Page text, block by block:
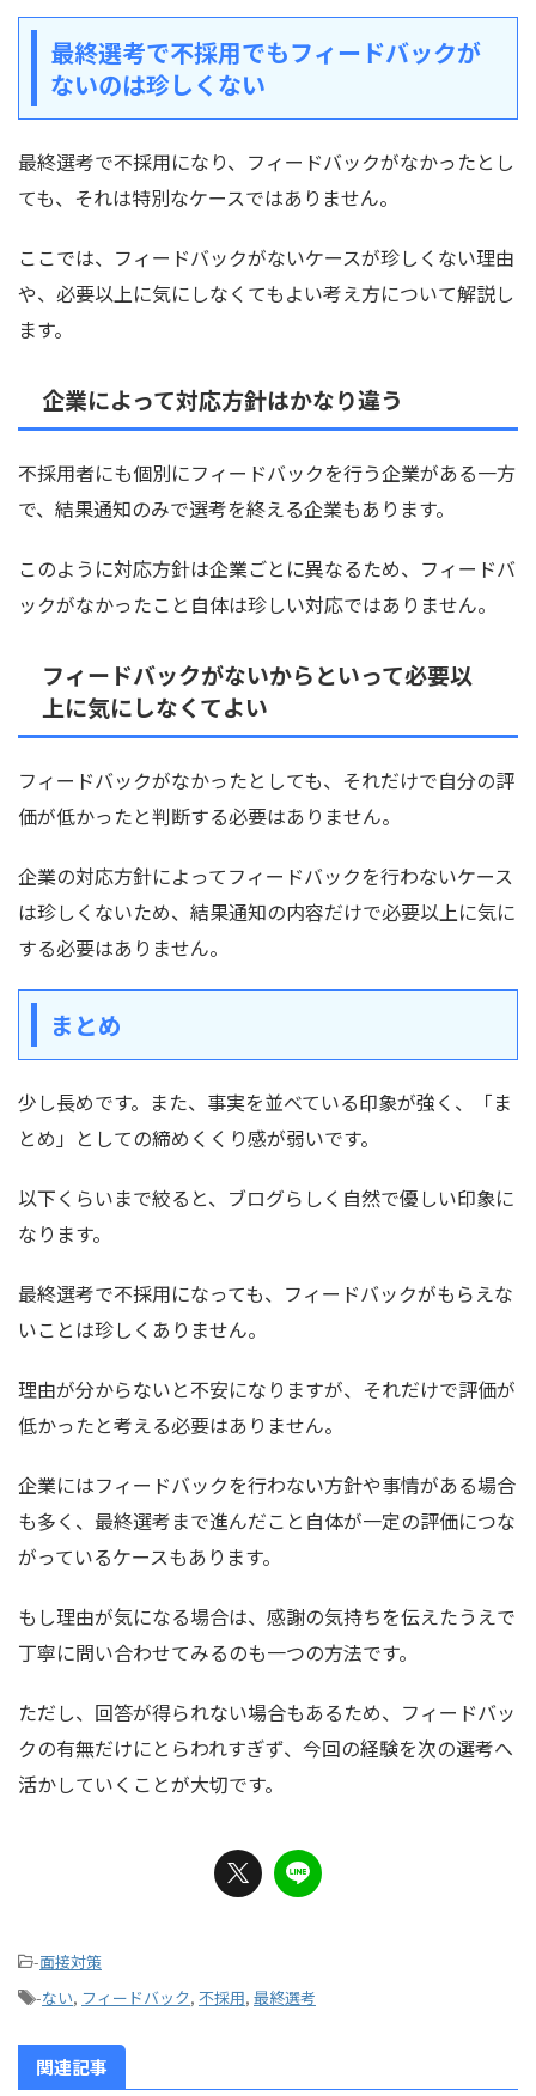
最終選考で不採用でもフィードバックが
ないのは珍しくない
最終選考で不採用になり、フィードバックがなかったとし
ても、それは特別なケースではありません。
ここでは、フィードバックがないケースが珍しくない理由
や、必要以上に気にしなくてもよい考え方について解説し
ます。
企業によって対応方針はかなり違う
不採用者にも個別にフィードバックを行う企業がある一方
で、結果通知のみで選考を終える企業もあります。
このように対応方針は企業ごとに異なるため、フィードバ
ックがなかったこと自体は珍しい対応ではありません。
フィードバックがないからといって必要以
上に気にしなくてよい
フィードバックがなかったとしても、それだけで自分の評
価が低かったと判断する必要はありません。
企業の対応方針によってフィードバックを行わないケース
は珍しくないため、結果通知の内容だけで必要以上に気に
する必要はありません。
まとめ
少し長めです。また、事実を並べている印象が強く、「ま
とめ」としての締めくくり感が弱いです。
以下くらいまで絞ると、ブログらしく自然で優しい印象に
なります。
最終選考で不採用になっても、フィードバックがもらえな
いことは珍しくありません。
理由が分からないと不安になりますが、それだけで評価が
低かったと考える必要はありません。
企業にはフィードバックを行わない方針や事情がある場合
も多く、最終選考まで進んだこと自体が一定の評価につな
がっているケースもあります。
もし理由が気になる場合は、感謝の気持ちを伝えたうえで
丁寧に問い合わせてみるのも一つの方法です。
ただし、回答が得られない場合もあるため、フィードバッ
クの有無だけにとらわれすぎず、今回の経験を次の選考へ
活かしていくことが大切です。
-面接対策
-ない, フィードバック, 不採用, 最終選考
関連記事